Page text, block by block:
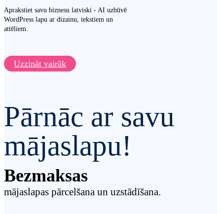
Aprakstiet savu biznesu latviski - AI uzbūvē
WordPress lapu ar dizainu, tekstiem un
attēliem.
Uzzināt vairāk
Pārnāc ar savu
mājaslapu!
Bezmaksas
mājaslapas pārcelšana un uzstādīšana.